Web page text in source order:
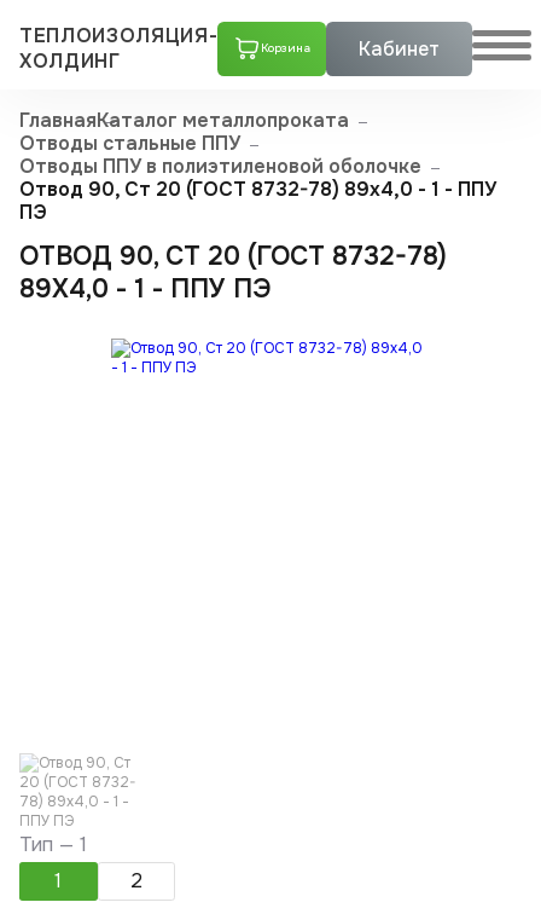
ТЕПЛОИЗОЛЯЦИЯ-
ХОЛДИНГ
Корзина Кабинет
ГлавнаяКаталог металлопроката
Отводы стальные ППУ
Отводы ППУ в полиэтиленовой оболочке
Отвод 90, Ст 20 (ГОСТ 8732-78) 89x4,0 - 1 - ППУ
ПЭ
ОТВОД 90, СТ 20 (ГОСТ 8732-78)
89X4,0 - 1 - ППУ ПЭ
Тип —1
1
2